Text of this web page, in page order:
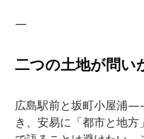
—
二つの土地が問い
広島駅前と坂町小屋浦
き、安易に「都市と地